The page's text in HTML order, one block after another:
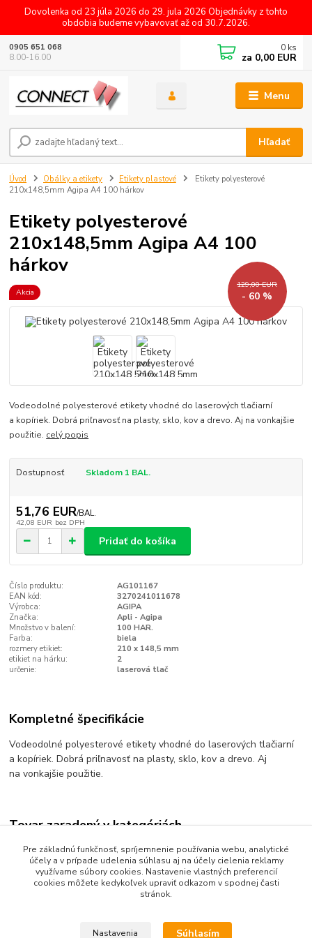
Dovolenka od 23 júla 2026 do 29. jula 2026 Objednávky z tohto
obdobia budeme vybavovať až od 30.7.2026.
Menu
Hľadať
0905 651 068
8.00-16.00
0 ks
za 0,00 EUR
Úvod Obálky a etikety Etikety plastové
Etikety polyesterové
210x148,5mm Agipa A4 100 hárkov
Etikety polyesterové
210x148,5mm Agipa A4 100
hárkov
Akcia
129,00 EUR
- 60 %
Vodeodolné polyesterové etikety vhodné do laserových tlačiarní
a kopíriek. Dobrá priľnavosť na plasty, sklo, kov a drevo. Aj na vonkajšie
použitie. celý popis
Dostupnosť Skladom 1 BAL.
51,76 EUR/BAL.
42,08 EUR bez DPH
Pridať do košíka
Číslo produktu:
AG101167
EAN kód:
3270241011678
Výrobca:
AGIPA
Značka:
Apli - Agipa
Množstvo v balení:
100 HAR.
Farba:
biela
rozmery etikiet:
210 x 148,5 mm
etikiet na hárku:
2
určenie:
laserová tlač
Kompletné špecifikácie
Vodeodolné polyesterové etikety vhodné do laserových tlačiarní
a kopíriek. Dobrá priľnavosť na plasty, sklo, kov a drevo. Aj
na vonkajšie použitie.
Tovar zaradený v kategóriách
Obálky a etikety
Etikety plastové
Pre základnú funkčnosť, spríjemnenie používania webu, analytické
účely a v prípade udelenia súhlasu aj na účely cielenia reklamy
využívame súbory cookies. Nastavenie vlastných preferencií
cookies môžete kedykoľvek upraviť odkazom v spodnej časti
stránok.
Nastavenia Súhlasím